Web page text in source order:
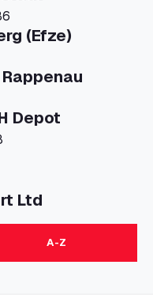
(Efze)
Depot
Ltd
A-Z